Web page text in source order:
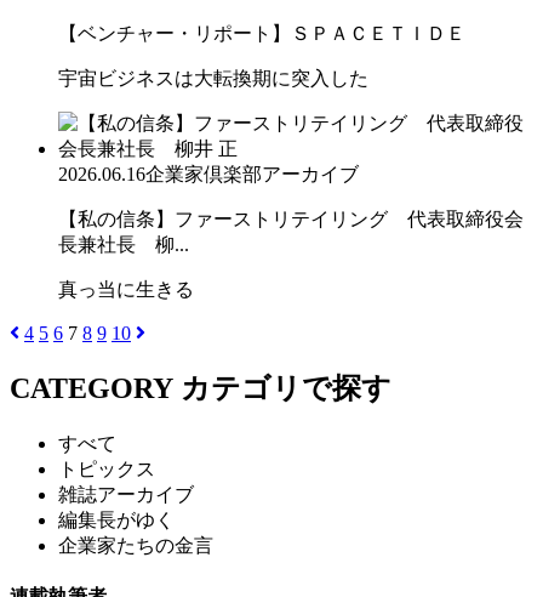
【ベンチャー・リポート】ＳＰＡＣＥＴＩＤＥ
宇宙ビジネスは大転換期に突入した
2026.06.16企業家倶楽部アーカイブ
【私の信条】ファーストリテイリング 代表取締役会
長兼社長 柳...
真っ当に生きる
4 5 6 7 8 9 10
CATEGORY カテゴリで探す
すべて
トピックス
雑誌アーカイブ
編集長がゆく
企業家たちの金言